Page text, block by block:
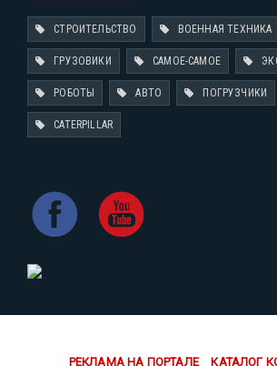
СТРОИТЕЛЬСТВО ВОЕННАЯ ТЕХНИКА
ГРУЗОВИКИ САМОЕ-САМОЕ
РОБОТЫ АВТО ПОГРУЗЧИКИ
CATERPILLAR
РЕКЛАМА НА ПОРТАЛЕ КАТАЛОГ